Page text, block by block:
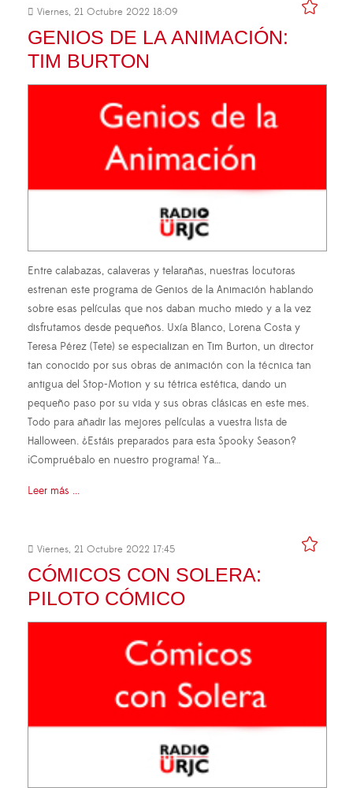
Viernes, 21 Octubre 2022 18:09
GENIOS DE LA ANIMACIÓN:
TIM BURTON
Entre calabazas, calaveras y telarañas, nuestras locutoras
estrenan este programa de Genios de la Animación hablando
sobre esas películas que nos daban mucho miedo y a la vez
disfrutamos desde pequeños. Uxía Blanco, Lorena Costa y
Teresa Pérez (Tete) se especializan en Tim Burton, un director
tan conocido por sus obras de animación con la técnica tan
antigua del Stop-Motion y su tétrica estética, dando un
pequeño paso por su vida y sus obras clásicas en este mes.
Todo para añadir las mejores películas a vuestra lista de
Halloween. ¿Estáis preparados para esta Spooky Season?
¡Compruébalo en nuestro programa! Ya…
Leer más ...
Viernes, 21 Octubre 2022 17:45
CÓMICOS CON SOLERA:
PILOTO CÓMICO